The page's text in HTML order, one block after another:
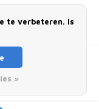
by Lightspeed
te verbeteren. Is
»